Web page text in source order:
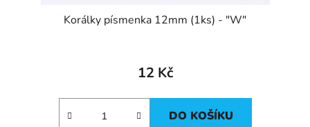
Korálky písmenka 12mm (1ks) - "W"
12 Kč
DO KOŠÍKU